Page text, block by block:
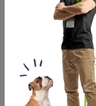
Aliment complet
Protéines de poulet
de canard, fécule de
lentille, pulpe de
de prébiotiques),
graines de
sulfate de
(partie aérienne),